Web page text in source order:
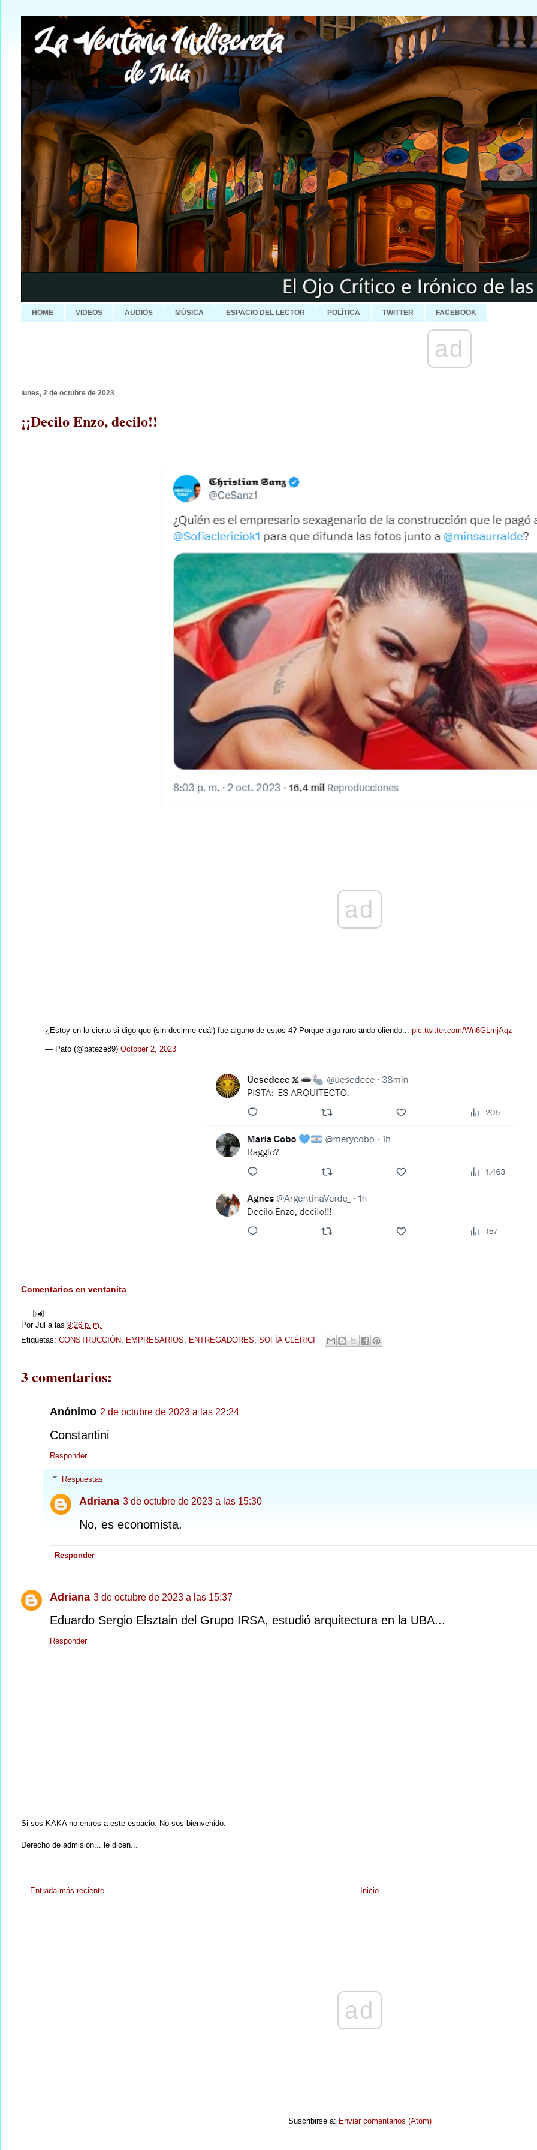
HOME VIDEOS AUDIOS MÚSICA ESPACIO DEL LECTOR POLÍTICA TWITTER FACEBOOK
ad
lunes, 2 de octubre de 2023
¡¡Decilo Enzo, decilo!!
ad
¿Estoy en lo cierto si digo que (sin decirme cuál) fue alguno de estos 4? Porque algo raro ando oliendo... pic.twitter.com/Wn6GLmjAqz
— Pato (@pateze89) October 2, 2023
Comentarios en ventanita
Por Jul a las 9:26 p. m.
Etiquetas: CONSTRUCCIÓN, EMPRESARIOS, ENTREGADORES, SOFÍA CLÉRICI
3 comentarios:
Anónimo 2 de octubre de 2023 a las 22:24
Constantini
Responder
Respuestas
Adriana 3 de octubre de 2023 a las 15:30
No, es economista.
Responder
Adriana 3 de octubre de 2023 a las 15:37
Eduardo Sergio Elsztain del Grupo IRSA, estudió arquitectura en la UBA...
Responder
Si sos KAKA no entres a este espacio. No sos bienvenido.
Derecho de admisión... le dicen...
Entrada más reciente Inicio
ad
Suscribirse a: Enviar comentarios (Atom)